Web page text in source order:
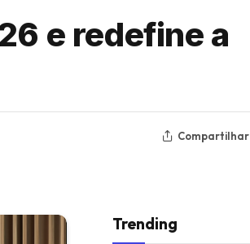
e redefine a
Compartilhar
Trending